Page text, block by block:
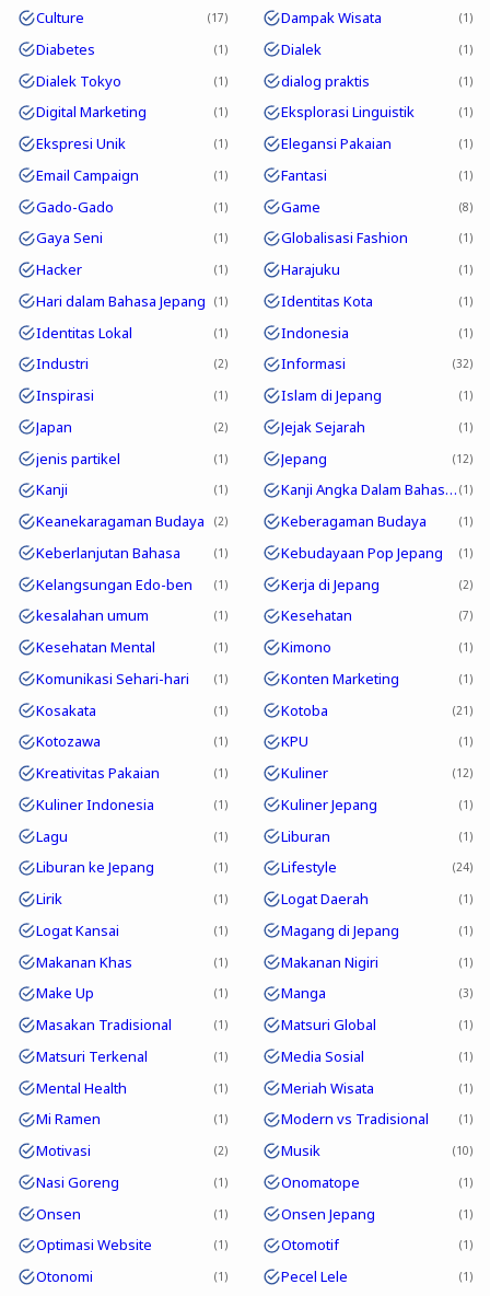
Culture 17 Dampak Wisata 1
Diabetes 1 Dialek 1
Dialek Tokyo 1 dialog praktis 1
Digital Marketing 1 Eksplorasi Linguistik 1
Ekspresi Unik 1 Elegansi Pakaian 1
Email Campaign 1 Fantasi 1
Gado-Gado 1 Game 8
Gaya Seni 1 Globalisasi Fashion 1
Hacker 1 Harajuku 1
Hari dalam Bahasa Jepang 1 Identitas Kota 1
Identitas Lokal 1 Indonesia 1
Industri 2 Informasi 32
Inspirasi 1 Islam di Jepang 1
Japan 2 Jejak Sejarah 1
jenis partikel 1 Jepang 12
Kanji 1 Kanji Angka Dalam Bahasa Jepang 1
Keanekaragaman Budaya 2 Keberagaman Budaya 1
Keberlanjutan Bahasa 1 Kebudayaan Pop Jepang 1
Kelangsungan Edo-ben 1 Kerja di Jepang 2
kesalahan umum 1 Kesehatan 7
Kesehatan Mental 1 Kimono 1
Komunikasi Sehari-hari 1 Konten Marketing 1
Kosakata 1 Kotoba 21
Kotozawa 1 KPU 1
Kreativitas Pakaian 1 Kuliner 12
Kuliner Indonesia 1 Kuliner Jepang 1
Lagu 1 Liburan 1
Liburan ke Jepang 1 Lifestyle 24
Lirik 1 Logat Daerah 1
Logat Kansai 1 Magang di Jepang 1
Makanan Khas 1 Makanan Nigiri 1
Make Up 1 Manga 3
Masakan Tradisional 1 Matsuri Global 1
Matsuri Terkenal 1 Media Sosial 1
Mental Health 1 Meriah Wisata 1
Mi Ramen 1 Modern vs Tradisional 1
Motivasi 2 Musik 10
Nasi Goreng 1 Onomatope 1
Onsen 1 Onsen Jepang 1
Optimasi Website 1 Otomotif 1
Otonomi 1 Pecel Lele 1